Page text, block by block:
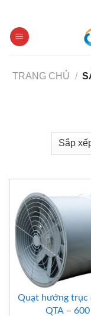
content
TRANG CHỦ /
Quạt hướng trục
QTA – 600